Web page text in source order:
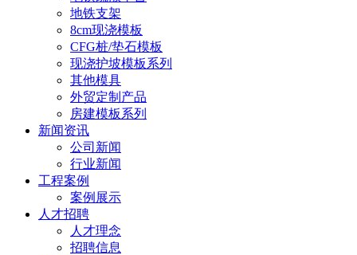
地铁支架
8cm现浇模板
CFG桩/垫石模板
现浇护坡模板系列
其他模具
外贸定制产品
房建模板系列
新闻资讯
公司新闻
行业新闻
工程案例
案例展示
人才招聘
人才理念
招聘信息